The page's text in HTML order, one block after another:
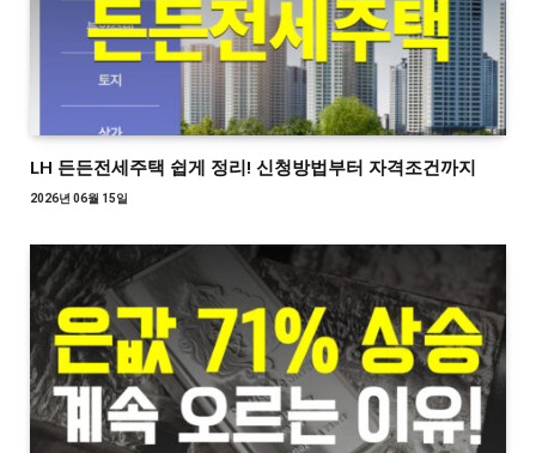
LH 든든전세주택 쉽게 정리! 신청방법부터 자격조건까지
2026년 06월 15일